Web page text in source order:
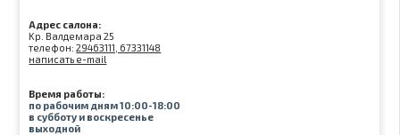
Адрес салона:
Kр. Валдемара 25
телефон:29463111, 67331148
написать e-mail
Время работы:
по рабочим дням 10:00-18:00
в субботу и воскресенье
выходной